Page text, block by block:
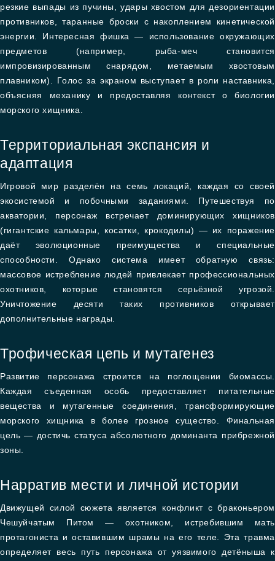
резкие выпады из пучины, удары хвостом для дезориентации
противников, таранные броски с накоплением кинетической
энергии. Интересная фишка — использование окружающих
предметов (например, рыба-меч становится
импровизированным снарядом, метаемым хвостовым
плавником). Голос за экраном выступает в роли наставника,
объясняя механику и предоставляя контекст о биологии
морского хищника.
Территориальная экспансия и
адаптация
Игровой мир разделён на семь локаций, каждая со своей
экосистемой и побочными заданиями. Путешествуя по
акватории, персонаж встречает доминирующих хищников
(гигантские кальмары, косатки, крокодилы) — их поражение
даёт эволюционные преимущества и специальные
способности. Однако система имеет обратную связь:
массовое истребление людей привлекает профессиональных
охотников, которые становятся серьёзной угрозой.
Уничтожение десяти таких противников открывает
дополнительные награды.
Трофическая цепь и мутагенез
Развитие персонажа строится на поглощении биомассы.
Каждая съеденная особь предоставляет питательные
вещества и мутагенные соединения, трансформирующие
морского хищника в более грозное существо. Финальная
цель — достичь статуса абсолютного доминанта прибрежной
зоны.
Нарратив мести и личной истории
Движущей силой сюжета является конфликт с браконьером
Чешуйчатым Питом — охотником, истребившим мать
протагониста и оставившим шрамы на его теле. Эта травма
определяет весь путь персонажа от уязвимого детёныша к